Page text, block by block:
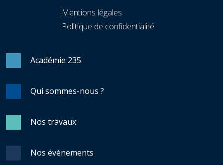
Mentions légales
Politique de confidentialité
Académie 235
Qui sommes-nous ?
Nos travaux
Nos événements